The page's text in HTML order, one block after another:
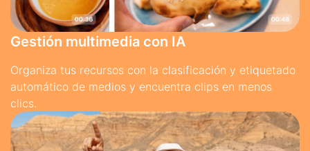
Gestión multimedia con IA
Organiza tus recursos con la clasificación y etiquetado
automático de medios y encuentra clips en menos
clics.